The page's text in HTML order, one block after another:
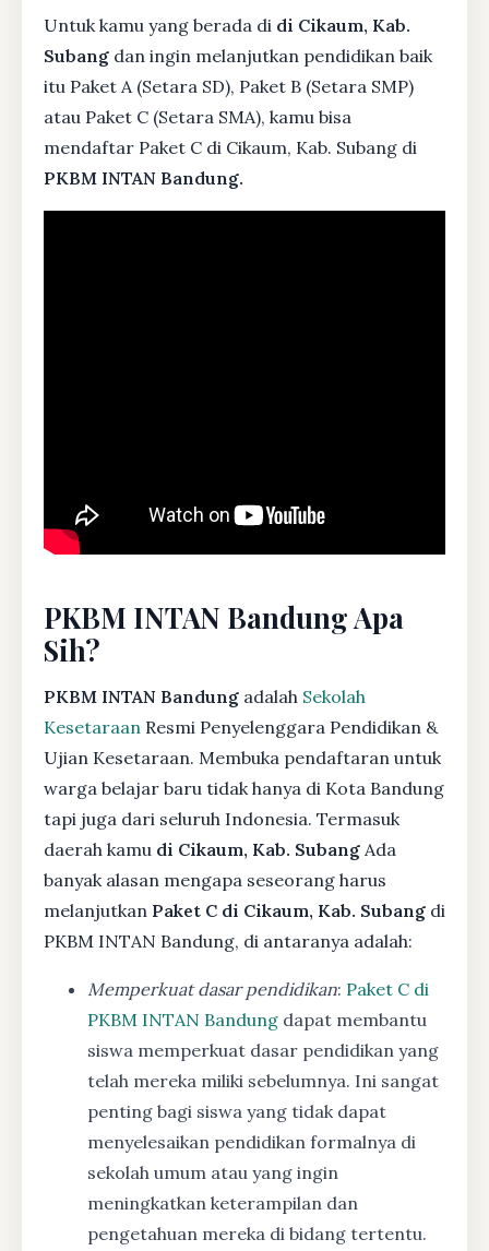
Untuk kamu yang berada di di Cikaum, Kab.
Subang dan ingin melanjutkan pendidikan baik
itu Paket A (Setara SD), Paket B (Setara SMP)
atau Paket C (Setara SMA), kamu bisa
mendaftar Paket C di Cikaum, Kab. Subang di
PKBM INTAN Bandung.
PKBM INTAN Bandung Apa
Sih?
PKBM INTAN Bandung adalah Sekolah
Kesetaraan Resmi Penyelenggara Pendidikan &
Ujian Kesetaraan. Membuka pendaftaran untuk
warga belajar baru tidak hanya di Kota Bandung
tapi juga dari seluruh Indonesia. Termasuk
daerah kamu di Cikaum, Kab. Subang Ada
banyak alasan mengapa seseorang harus
melanjutkan Paket C di Cikaum, Kab. Subang di
PKBM INTAN Bandung, di antaranya adalah:
Memperkuat dasar pendidikan: Paket C di
PKBM INTAN Bandung dapat membantu
siswa memperkuat dasar pendidikan yang
telah mereka miliki sebelumnya. Ini sangat
penting bagi siswa yang tidak dapat
menyelesaikan pendidikan formalnya di
sekolah umum atau yang ingin
meningkatkan keterampilan dan
pengetahuan mereka di bidang tertentu.